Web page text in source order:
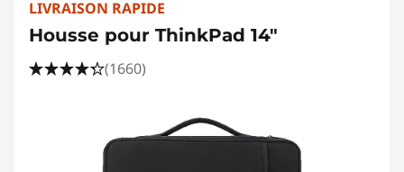
LIVRAISON RAPIDE
Housse pour ThinkPad 14"
(1660)